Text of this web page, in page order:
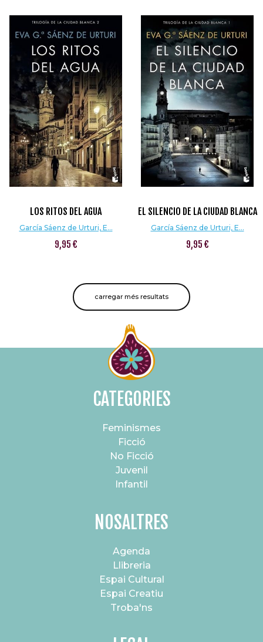
LOS RITOS DEL AGUA
García Sáenz de Urturi, E...
9,95 €
EL SILENCIO DE LA CIUDAD BLANCA
García Sáenz de Urturi, E...
9,95 €
carregar més resultats
CATEGORIES
Feminismes
Ficció
No Ficció
Juvenil
Infantil
NOSALTRES
Agenda
Llibreria
Espai Cultural
Espai Creatiu
Troba'ns